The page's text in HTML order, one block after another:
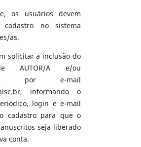
os usuários devem
no sistema
as.
solicitar a inclusão do
AUTOR/A e/ou
por e-mail
informando o
login e e-mail
cadastro para que o
seja liberado
conta.